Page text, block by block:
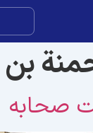
صحابه